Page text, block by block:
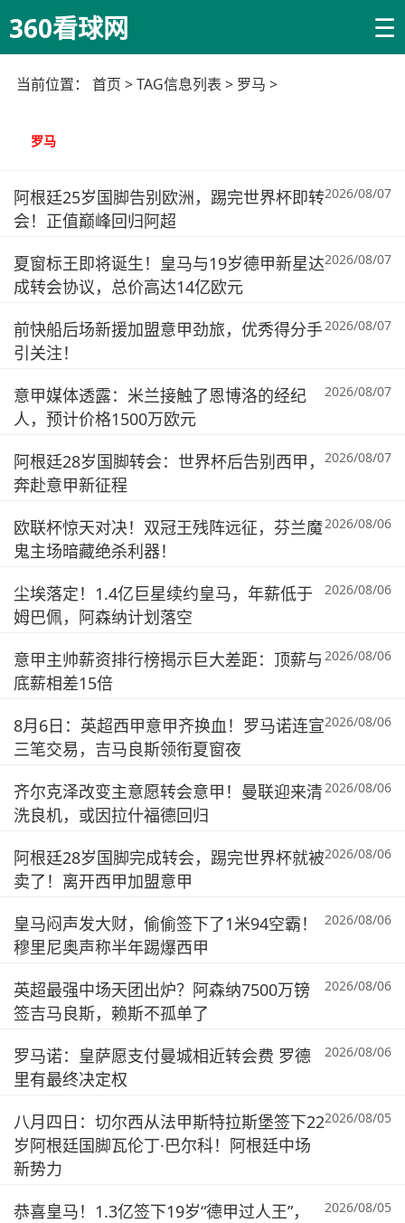
360看球网 ☰
当前位置： 首页 > TAG信息列表 > 罗马 >
罗马
阿根廷25岁国脚告别欧洲，踢完世界杯即转
会！正值巅峰回归阿超
2026/08/07
夏窗标王即将诞生！皇马与19岁德甲新星达
成转会协议，总价高达14亿欧元
2026/08/07
前快船后场新援加盟意甲劲旅，优秀得分手
引关注！
2026/08/07
意甲媒体透露：米兰接触了恩博洛的经纪
人，预计价格1500万欧元
2026/08/07
阿根廷28岁国脚转会：世界杯后告别西甲，
奔赴意甲新征程
2026/08/07
欧联杯惊天对决！双冠王残阵远征，芬兰魔
鬼主场暗藏绝杀利器！
2026/08/06
尘埃落定！1.4亿巨星续约皇马，年薪低于
姆巴佩，阿森纳计划落空
2026/08/06
意甲主帅薪资排行榜揭示巨大差距：顶薪与
底薪相差15倍
2026/08/06
8月6日：英超西甲意甲齐换血！罗马诺连宣
三笔交易，吉马良斯领衔夏窗夜
2026/08/06
齐尔克泽改变主意愿转会意甲！曼联迎来清
洗良机，或因拉什福德回归
2026/08/06
阿根廷28岁国脚完成转会，踢完世界杯就被
卖了！离开西甲加盟意甲
2026/08/06
皇马闷声发大财，偷偷签下了1米94空霸！
穆里尼奥声称半年踢爆西甲
2026/08/06
英超最强中场天团出炉？阿森纳7500万镑
签吉马良斯，赖斯不孤单了
2026/08/06
罗马诺：皇萨愿支付曼城相近转会费 罗德
里有最终决定权
2026/08/06
八月四日：切尔西从法甲斯特拉斯堡签下22
岁阿根廷国脚瓦伦丁·巴尔科！阿根廷中场
新势力
2026/08/05
恭喜皇马！1.3亿签下19岁“德甲过人王”，
2026/08/05